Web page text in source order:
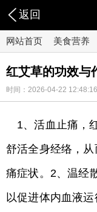
返回
网站首页 美食营养
红艾草的功效与
时间：2026-04-22 12:48:16
1、活血止痛，
舒活全身经络，
痛症状。2、温经
以促进体内血液